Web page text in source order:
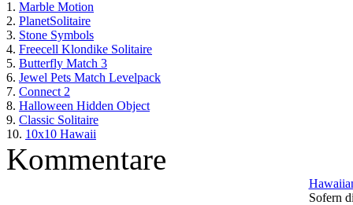
1. Marble Motion
2. PlanetSolitaire
3. Stone Symbols
4. Freecell Klondike Solitaire
5. Butterfly Match 3
6. Jewel Pets Match Levelpack
7. Connect 2
8. Halloween Hidden Object
9. Classic Solitaire
10. 10x10 Hawaii
Kommentare
Sofern